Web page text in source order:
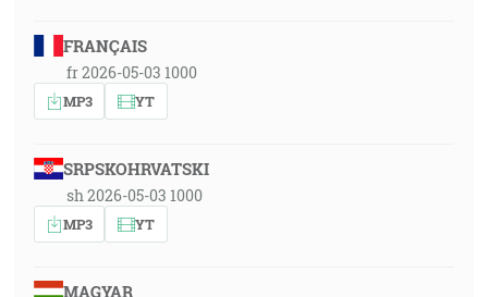
FRANÇAIS
fr 2026-05-03 1000
MP3 YT
SRPSKOHRVATSKI
sh 2026-05-03 1000
MP3 YT
MAGYAR